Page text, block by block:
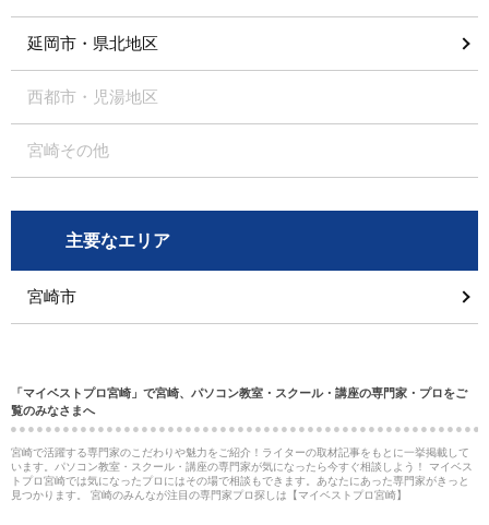
延岡市・県北地区
西都市・児湯地区
宮崎その他
主要なエリア
宮崎市
「マイベストプロ宮崎」で宮崎、パソコン教室・スクール・講座の専門家・プロをご
覧のみなさまへ
宮崎で活躍する専門家のこだわりや魅力をご紹介！ライターの取材記事をもとに一挙掲載して
います。パソコン教室・スクール・講座の専門家が気になったら今すぐ相談しよう！ マイベス
トプロ宮崎では気になったプロにはその場で相談もできます。あなたにあった専門家がきっと
見つかります。 宮崎のみんなが注目の専門家プロ探しは【マイベストプロ宮崎】